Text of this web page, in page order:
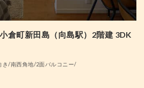
倉町新田島（向島駅）2階建 3DK
き/南西角地/2面バルコニー/